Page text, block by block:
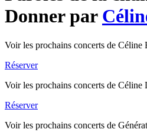
Donner par
Voir les prochains concerts de Céline
Réserver
Voir les prochains concerts de Céline
Réserver
Voir les prochains concerts de